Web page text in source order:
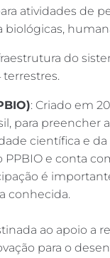
atividades de
do
terrestres.
: Criado em
para preencher
científica e da
e conta
é
conhecida.
ao apoio a
para o